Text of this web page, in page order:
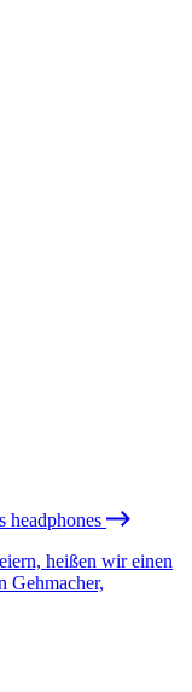
headphones
heißen wir einen
Gehmacher,